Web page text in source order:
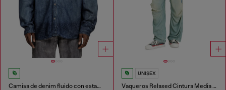
Camisa de denim fluido con estampado Príncipe de Gales
UNISEX
Vaqueros Relaxed Cintura Media D-Pari